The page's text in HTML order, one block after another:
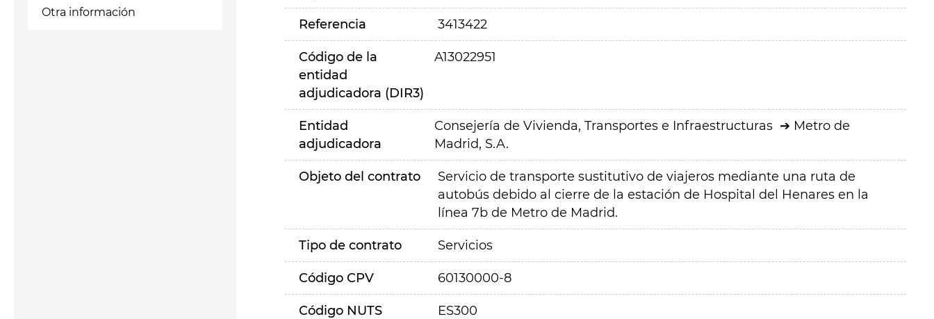
Otra información
Referencia 3413422
Código de la
entidad
adjudicadora (DIR3)
A13022951
Entidad
adjudicadora
Consejería de Vivienda, Transportes e Infraestructuras
Metro de
Madrid, S.A.
Objeto del contrato
Servicio de transporte sustitutivo de viajeros mediante una ruta de
autobús debido al cierre de la estación de Hospital del Henares en la
línea 7b de Metro de Madrid.
Tipo de contrato Servicios
Código CPV 60130000-8
Código NUTS ES300